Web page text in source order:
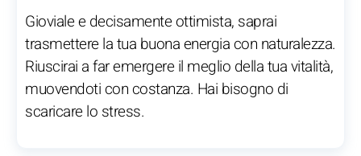
Gioviale e decisamente ottimista, saprai
trasmettere la tua buona energia con naturalezza.
Riuscirai a far emergere il meglio della tua vitalità,
muovendoti con costanza. Hai bisogno di
scaricare lo stress.